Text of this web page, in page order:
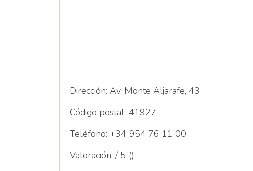
Dirección: Av. Monte Aljarafe, 43
Código postal: 41927
Teléfono: +34 954 76 11 00
Valoración: / 5 ()